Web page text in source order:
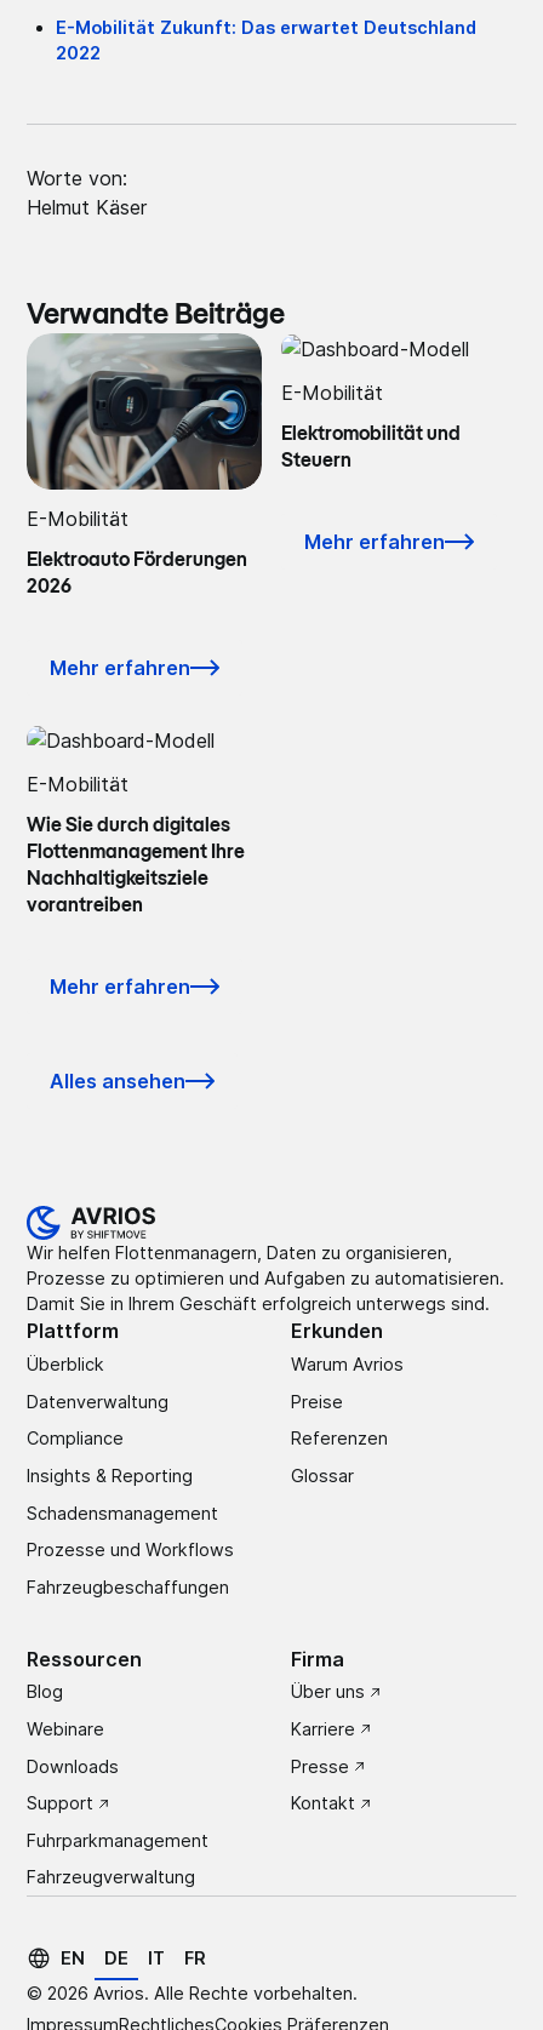
E-Mobilität Zukunft: Das erwartet Deutschland
2022
Worte von:
Helmut Käser
Verwandte Beiträge
E-Mobilität
Elektroauto Förderungen
2026
Mehr erfahren
E-Mobilität
Elektromobilität und
Steuern
Mehr erfahren
E-Mobilität
Wie Sie durch digitales
Flottenmanagement Ihre
Nachhaltigkeitsziele
vorantreiben
Mehr erfahren
Alles ansehen
Wir helfen Flottenmanagern, Daten zu organisieren,
Prozesse zu optimieren und Aufgaben zu automatisieren.
Damit Sie in Ihrem Geschäft erfolgreich unterwegs sind.
Plattform
Überblick
Datenverwaltung
Compliance
Insights & Reporting
Schadens­management
Prozesse und Workflows
Fahrzeugbeschaffungen
Erkunden
Warum Avrios
Preise
Referenzen
Glossar
Ressourcen
Blog
Webinare
Downloads
Support
Fuhrparkmanagement
Fahrzeugverwaltung
Firma
Über uns
Karriere
Presse
Kontakt
EN DE IT
FR
© 2026 Avrios. Alle Rechte vorbehalten.
ImpressumRechtlichesCookies Präferenzen